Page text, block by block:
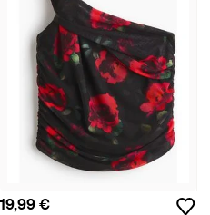
19,99 €